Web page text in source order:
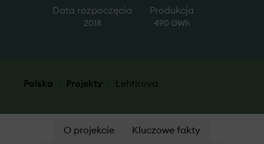
Data rozpoczęcia
2018
Produkcja
490 GWh
Polska Projekty Lehtirova
O projekcie Kluczowe fakty